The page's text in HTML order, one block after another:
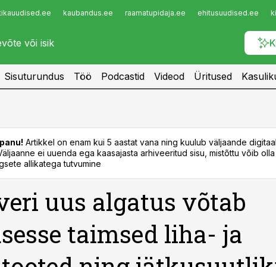
kaubandus.ee raamatupidaja.ee ehitusuudised.ee
Infopank
Sisuturundus Töö Podcastid Videod Üritused
Artikkel on enam kui 5 aastat vana ning kuulub väljaande
ei uuenda ega kaasajasta arhiveeritud sisu, mistõttu võib
allikatega tutvumine
uus algatus võtab
taimsed liha- ja